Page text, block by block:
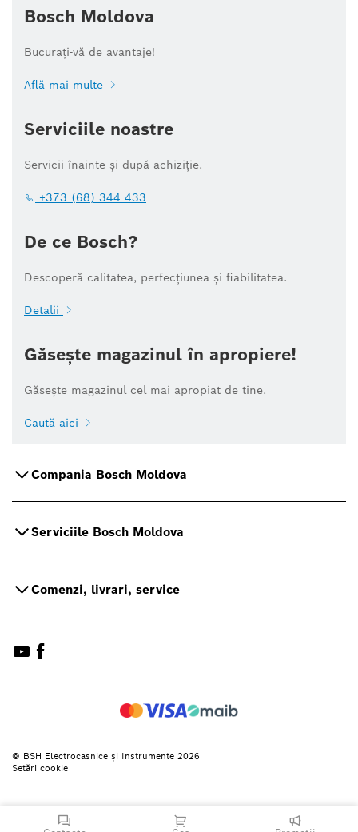
Bosch Moldova
Bucurați-vă de avantaje!
Află mai multe
Serviciile noastre
Servicii înainte și după achiziție.
+373 (68) 344 433
De ce Bosch?
Descoperă calitatea, perfecțiunea și fiabilitatea.
Detalii
Găsește magazinul în apropiere!
Găsește magazinul cel mai apropiat de tine.
Caută aici
Compania Bosch Moldova
Serviciile Bosch Moldova
Comenzi, livrari, service
© BSH Electrocasnice și Instrumente 2026
Setări cookie